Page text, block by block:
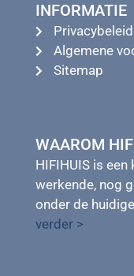
INFORMATIE
Privacybeleid
Algemene
Sitemap
WAAROM
HIFIHUIS is een
werkende, nog
onder de
verder >